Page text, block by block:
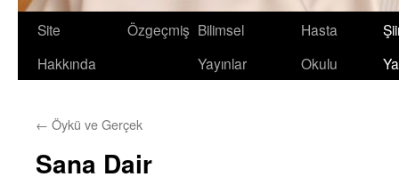
Site
Hakkında
Özgeçmiş Bilimsel
Yayınlar
Hasta
Okulu
← Öykü ve Gerçek
Sana Dair